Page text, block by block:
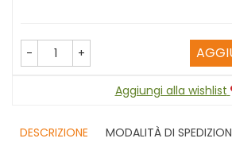
- +
Aggiungi alla wishlist
DESCRIZIONE
MODALITÀ DI